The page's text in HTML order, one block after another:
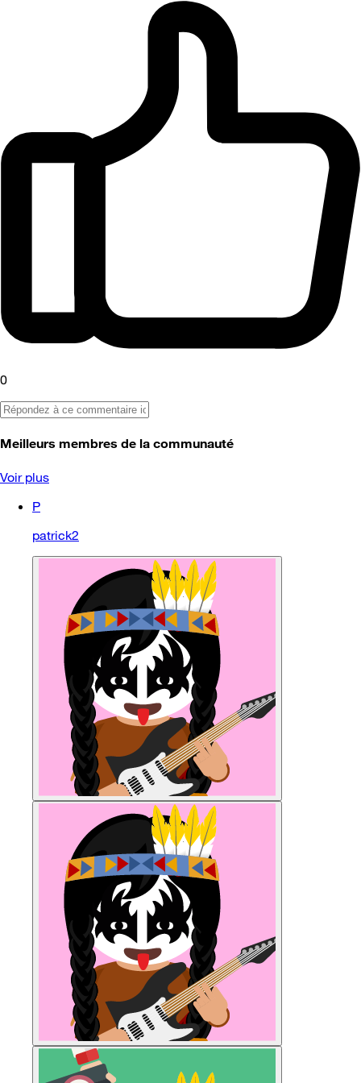
0
Meilleurs membres de la communauté
Voir plus
P
patrick2